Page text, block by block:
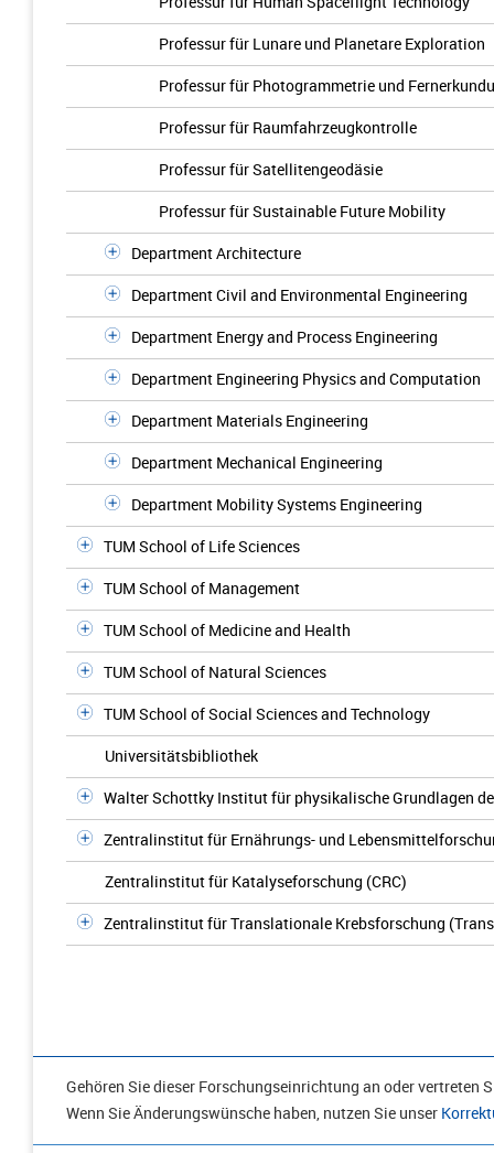
Professur für Lunare und Planetare Exploration
Professur für Photogrammetrie und
Professur für Raumfahrzeugkontrolle
Professur für Satellitengeodäsie
Professur für Sustainable Future Mobility
Department Architecture
Department Civil and Environmental Engineering
Department Energy and Process Engineering
Department Engineering Physics and Computation
Department Materials Engineering
Department Mechanical Engineering
Department Mobility Systems Engineering
TUM School of Life Sciences
TUM School of Management
TUM School of Medicine and Health
TUM School of Natural Sciences
TUM School of Social Sciences and Technology
Universitätsbibliothek
Walter Schottky Institut für physikalische Grundlagen
Zentralinstitut für Ernährungs- und
Zentralinstitut für Katalyseforschung (CRC)
Zentralinstitut für Translationale Krebsforschung
Gehören Sie dieser Forschungseinrichtung an oder vertreten
Wenn Sie Änderungswünsche haben, nutzen Sie unser